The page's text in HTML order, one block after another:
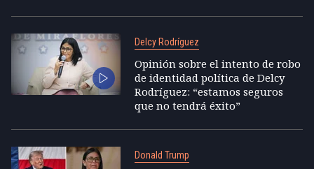
Delcy Rodríguez
Opinión sobre el intento de robo
de identidad política de Delcy
Rodríguez: “estamos seguros
que no tendrá éxito”
Donald Trump